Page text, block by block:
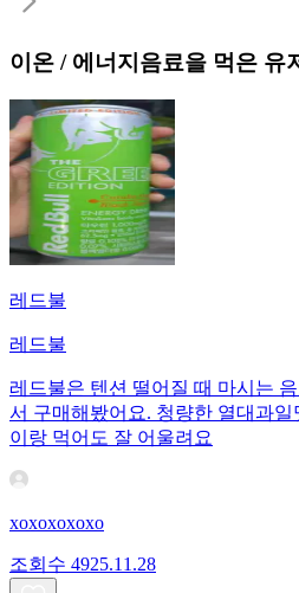
이온 / 에너지음료을 먹은 유
레드불
레드불
레드불은 텐션 떨어질 때 마시는
서 구매해봤어요. 청량한 열대과
이랑 먹어도 잘 어울려요
xoxoxoxoxo
조회수 4925.11.28